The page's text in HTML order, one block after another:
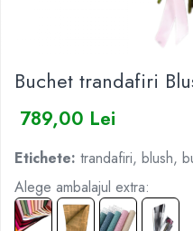
BUCHETE LISIANTHUS
BUCHETE MINIROSE
BUCHETE MIXTE
BUCHETE PENTRU BĂRBAȚI
BUCHETE TRANDAFIRI
Buchet trandafiri
789,00 Lei
Etichete: trandafiri, blush,
Alege ambalajul extra: